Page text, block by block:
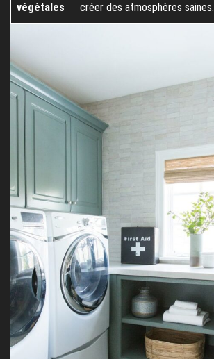
végétales
créer des atmosphères saines.